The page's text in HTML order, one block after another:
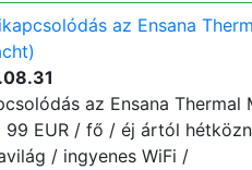
az Ensana
az Ensana Thermal
99 EUR / fő / éj ártól
/ ingyenes WiFi /